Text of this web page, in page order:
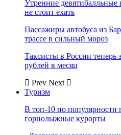
Утренние девятибалльные
не стоит ехать
Пассажиры автобуса из
трассе в сильный мороз
Таксисты в России теперь
рублей в месяц
Prev Next
Туризм
В топ-10 по популярности
горнолыжные курорты